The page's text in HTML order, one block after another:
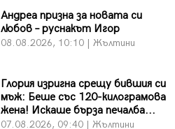
Андреа призна за новата си
любов – руснакът Игор
08.08.2026, 10:10 | Жълтини
Глория изригна срещу бившия си
мъж: Беше със 120-килограмова
жена! Искаше бърза печалба...
07.08.2026, 09:40 | Жълтини